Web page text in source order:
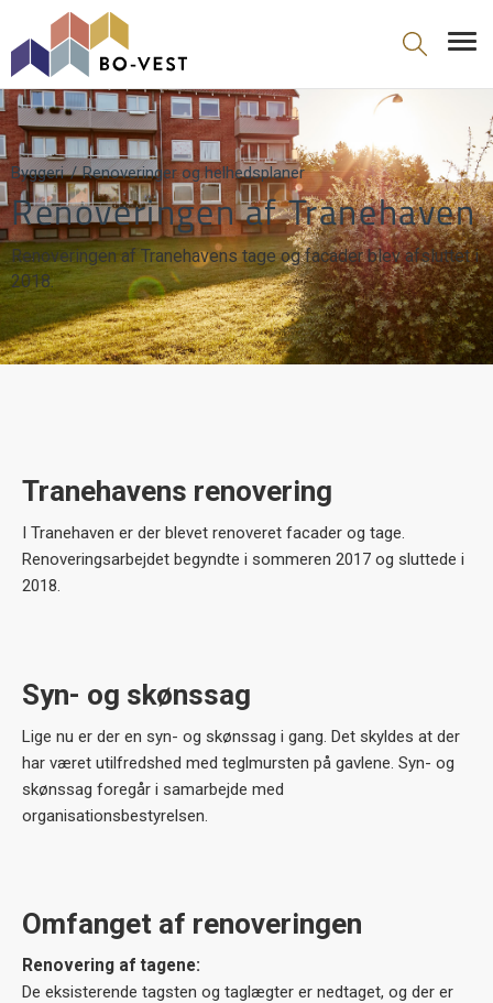
gå til indhold
Byggeri Renoveringer og helhedsplaner
Renoveringen af Tranehaven
Renoveringen af Tranehavens tage og facader blev afsluttet i
2018.
Tranehavens renovering
I Tranehaven er der blevet renoveret facader og tage.
Renoveringsarbejdet begyndte i sommeren 2017 og sluttede i
2018.
Syn- og skønssag
Lige nu er der en syn- og skønssag i gang. Det skyldes at der
har været utilfredshed med teglmursten på gavlene. Syn- og
skønssag foregår i samarbejde med
organisationsbestyrelsen.
Omfanget af renoveringen
Renovering af tagene:
De eksisterende tagsten og taglægter er nedtaget, og der er